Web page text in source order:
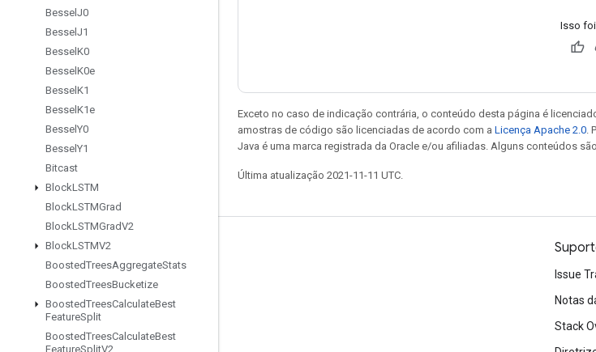
Bessel J0
Bessel J1
Bessel K0
Bessel K0e
Bessel K1
Bessel K1e
Bessel Y0
Bessel Y1
Bitcast
BlockLSTM
BlockLSTMGrad
BlockLSTMGradV2
BlockLSTMV2
BoostedTreesAggregateStats
BoostedTreesBucketize
BoostedTreesCalculateBest
FeatureSplit
BoostedTreesCalculateBest
FeatureSplitV2
Isso
Exceto no caso de indicação contrária, o conteúdo desta página é
amostras de código são licenciadas de acordo com a Licença Apache 2.0 .
Java é uma marca registrada da Oracle e/ou afiliadas. Alguns conteúdos
Última atualização 2021-11-11 UTC.
Permanecer conectado
Fórum
Issue
Notas
Stack